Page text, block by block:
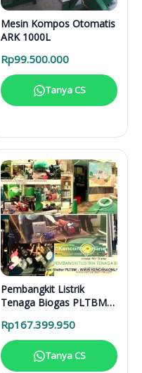
Mesin Kompos Otomatis
ARK 1000L
Rp99.500.000
Tanya CS
Pembangkit Listrik
Tenaga Biogas PLTBM
Rp167.399.950
Tanya CS